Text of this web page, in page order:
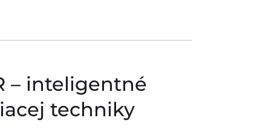
– inteligentné
techniky